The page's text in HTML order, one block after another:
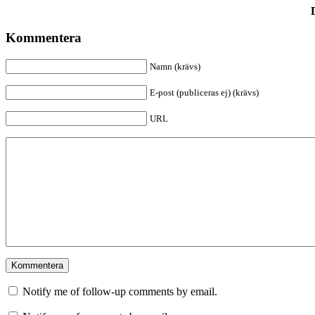
Kommentera
Namn (krävs)
E-post (publiceras ej) (krävs)
URL
Notify me of follow-up comments by email.